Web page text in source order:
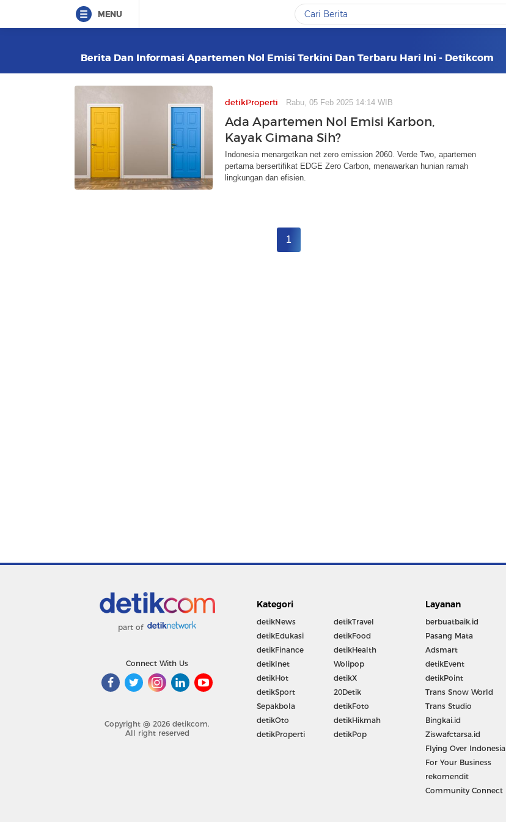
MENU
Berita Dan Informasi Apartemen Nol Emisi Terkini Dan Terbaru Hari Ini - Detikcom
detikProperti Rabu, 05 Feb 2025 14:14 WIB
Ada Apartemen Nol Emisi Karbon,
Kayak Gimana Sih?
Indonesia menargetkan net zero emission 2060. Verde Two, apartemen
pertama bersertifikat EDGE Zero Carbon, menawarkan hunian ramah
lingkungan dan efisien.
1
part of
Connect With Us
Copyright @ 2026 detikcom.
All right reserved
Kategori
detikNews
detikEdukasi
detikFinance
detikInet
detikHot
detikSport
Sepakbola
detikOto
detikProperti
detikTravel
detikFood
detikHealth
Wolipop
detikX
20Detik
detikFoto
detikHikmah
detikPop
Layanan
berbuatbaik.id
Pasang Mata
Adsmart
detikEvent
detikPoint
Trans Snow World
Trans Studio
Bingkai.id
Ziswafctarsa.id
Flying Over Indonesia
For Your Business
rekomendit
Community Connect